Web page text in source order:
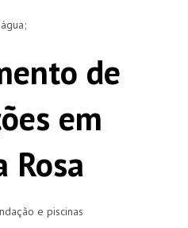
de
em
Rosa
e piscinas